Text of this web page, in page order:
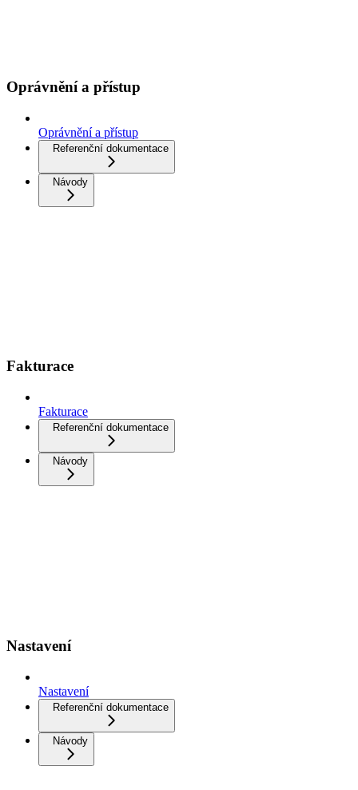
Oprávnění a přístup
Oprávnění a přístup
Referenční dokumentace
Návody
Fakturace
Fakturace
Referenční dokumentace
Návody
Nastavení
Nastavení
Referenční dokumentace
Návody